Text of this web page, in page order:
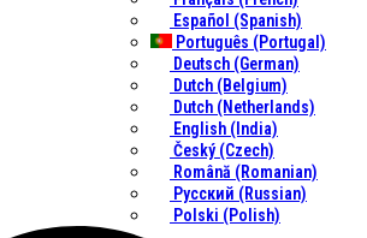
Español (Spanish)
Português (Portugal)
Deutsch (German)
Dutch (Belgium)
Dutch (Netherlands)
English (India)
Český (Czech)
Română (Romanian)
Русский (Russian)
Polski (Polish)